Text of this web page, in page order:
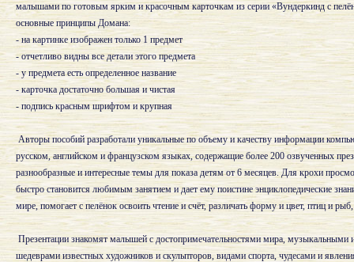
малышами по готовым ярким и красочным карточкам из серии «Вундеркинд с
основные принципы Домана:
- на картинке изображен только 1 предмет
- отчетливо видны все детали этого предмета
- у предмета есть определенное название
- карточка достаточно большая и чистая
- подпись красным шрифтом и крупная
Авторы пособий разработали уникальные по объему и качеству информации
русском, английском и французском языках, содержащие более 200 озвученных
разнообразные и интересные темы для показа детям от 6 месяцев. Для крохи
быстро становится любимым занятием и дает ему поистине энциклопедические
мире, помогает с пелёнок освоить чтение и счёт, различать форму и цвет, птиц и
Презентации знакомят малышей с достопримечательностями мира, музыкальными
шедеврами известных художников и скульпторов, видами спорта, чудесами и